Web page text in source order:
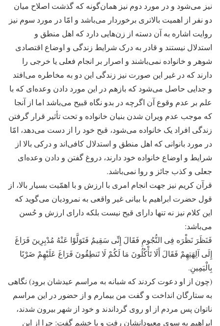
نیز می‌شود و در مورد دوم نیز همان‌گونه که گذشت اصلاح میان
دو نفر از اهمیت بالاتری برخوردار می‌باشد و امّا در مورد سوم نیز
روایت اشاره به آن دسته از زن‌هایی دارد که اهل منطق و
استدلال نیستند و قادر به درک شرایط زندگی و اوضاع اقتصادی
شوهر و خانواده نمی‌باشند و اصرار بر انجام فعلی یا خرجی را
دارند که در غیر این صورت نیز زندگی این دو به مخاطره می‌افتد
و جدایی حاصل می‌شود که بازهم در این مورد دادن وعده‌ای که با
علم بر عدم وقوع آن اگرچه در بدو نگاه قبیح می‌باشد اما از آنجا
که موجب عدم ویران شدن بنیان خانواده و تحت تأثیر قرار گرفتن
زندگی افراد یک خانواده می‌شود، قبح خود را از دست می‌دهد، امّا
در مورد بانوانی که اهل منطق و استدلال کافی‌اند و درکی بالا از
شرایط و اوضاع خانواده خود دارند، دروغ گفتن و دادن وعده‌ای
جعلی و کذب جائز و روا نمی‌باشد.
قرآن کریم نیز جهت انجام امری با ارزش و با اهمّیت بسیار بالا، از
قول حضرت ابراهیم با بیانی غیر واقعی به نمرودیان می‌گوید که
این کلام نیز نه ‌تنها دارای قبح نیست بلکه دارای ارزش و حُسن
می‌باشد:
فَنَظَرَ نَظْرَه فِی النُّجُومِ فَقَالَ إِنِّی سَقِیمٌ فَتَوَلَّوْا عَنْهُ مُدْبِرِینَ فَرَاغَ
إِلَى آلِهَتِهِمْ فَقَالَ أَلَا تَأْکُلُونَ مَا لَکُمْ لَا تَنطِقُونَ فَرَاغَ عَلَیْهِمْ ضَرْبًا
بِالْیَمِینِ.
(چون از او دعوت کردند که شبانه به مراسم عیدشان برود) نگاهی
به ستارگان انداخت و گفت من بیمارم و از حضور در این مراسم
ناتوان پس مردم از او روی گرداندند و خود از شهر بیرون شدند،
ابراهیم به سوی معبودانشان رفت و با خشم گفت: چرا از این